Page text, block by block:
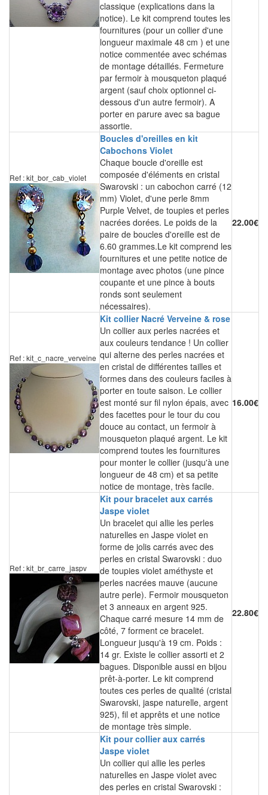
classique (explications dans la
notice). Le kit comprend toutes les
fournitures (pour un collier d'une
longueur maximale 48 cm ) et une
notice commentée avec schémas
de montage détaillés. Fermeture
par fermoir à mousqueton plaqué
argent (sauf choix optionnel ci-
dessous d'un autre fermoir). A
porter en parure avec sa bague
assortie.
Ref : kit_bor_cab_violet
Boucles d'oreilles en kit
Cabochons Violet
Chaque boucle d'oreille est
composée d'éléments en cristal
Swarovski : un cabochon carré (12
mm) Violet, d'une perle 8mm
Purple Velvet, de toupies et perles
nacrées dorées. Le poids de la
paire de boucles d'oreille est de
6.60 grammes.Le kit comprend les
fournitures et une petite notice de
montage avec photos (une pince
coupante et une pince à bouts
ronds sont seulement
nécessaires).
22.00€
Ref : kit_c_nacre_verveine
Kit collier Nacré Verveine & rose
Un collier aux perles nacrées et
aux couleurs tendance ! Un collier
qui alterne des perles nacrées et
en cristal de différentes tailles et
formes dans des couleurs faciles à
porter en toute saison. Le collier
est monté sur fil nylon épais, avec
des facettes pour le tour du cou
douce au contact, un fermoir à
mousqueton plaqué argent. Le kit
comprend toutes les fournitures
pour monter le collier (jusqu'à une
longueur de 48 cm) et sa petite
notice de montage, très facile.
16.00€
Ref : kit_br_carre_jaspv
Kit pour bracelet aux carrés
Jaspe violet
Un bracelet qui allie les perles
naturelles en Jaspe violet en
forme de jolis carrés avec des
perles en cristal Swarovski : duo
de toupies violet améthyste et
perles nacrées mauve (aucune
autre perle). Fermoir mousqueton
et 3 anneaux en argent 925.
Chaque carré mesure 14 mm de
côté, 7 forment ce bracelet.
Longueur jusqu'à 19 cm. Poids :
14 gr. Existe le collier assorti et 2
bagues. Disponible aussi en bijou
prêt-à-porter. Le kit comprend
toutes ces perles de qualité (cristal
Swarovski, jaspe naturelle, argent
925), fil et apprêts et une notice
de montage très simple.
22.80€
Kit pour collier aux carrés
Jaspe violet
Un collier qui allie les perles
naturelles en Jaspe violet avec
des perles en cristal Swarovski :